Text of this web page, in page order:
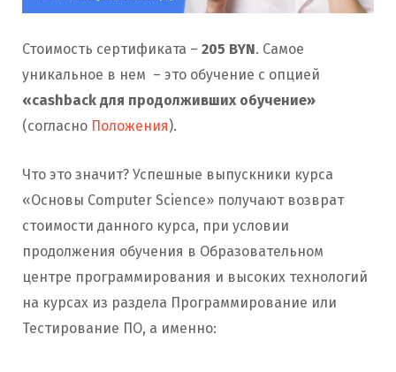
Стоимость сертификата – 205 BYN. Самое
уникальное в нем – это обучение с опцией
«cashback для продолживших обучение»
(согласно Положения).
Что это значит? Успешные выпускники курса
«Основы Computer Science» получают возврат
стоимости данного курса, при условии
продолжения обучения в Образовательном
центре программирования и высоких технологий
на курсах из раздела Программирование или
Тестирование ПО, а именно: